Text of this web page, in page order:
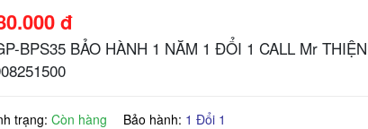
đ
BPS35 BẢO HÀNH 1 NĂM 1 ĐỔI 1 CALL Mr THIỆN
trạng:Còn hàng Bảo hành: 1 Đổi 1